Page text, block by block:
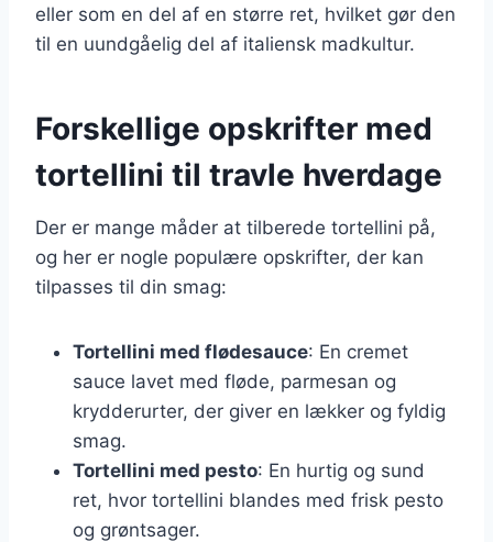
eller som en del af en større ret, hvilket gør den
til en uundgåelig del af italiensk madkultur.
Forskellige opskrifter med
tortellini til travle hverdage
Der er mange måder at tilberede tortellini på,
og her er nogle populære opskrifter, der kan
tilpasses til din smag:
Tortellini med flødesauce: En cremet
sauce lavet med fløde, parmesan og
krydderurter, der giver en lækker og fyldig
smag.
Tortellini med pesto: En hurtig og sund
ret, hvor tortellini blandes med frisk pesto
og grøntsager.